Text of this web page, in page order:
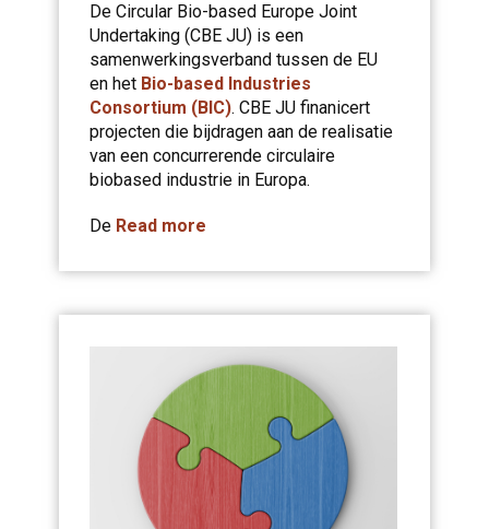
De Circular Bio-based Europe Joint
Undertaking (CBE JU) is een
samenwerkingsverband tussen de EU
en het Bio-based Industries
Consortium (BIC). CBE JU finanicert
projecten die bijdragen aan de realisatie
van een concurrerende circulaire
biobased industrie in Europa.
De Read more